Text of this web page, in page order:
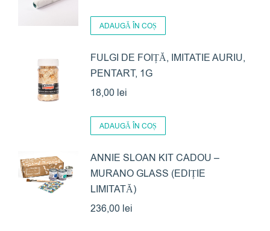
ADAUGĂ ÎN COȘ
FULGI DE FOIȚĂ, IMITATIE AURIU,
PENTART, 1G
18,00 lei
ADAUGĂ ÎN COȘ
ANNIE SLOAN KIT CADOU –
MURANO GLASS (EDIȚIE
LIMITATĂ)
236,00 lei